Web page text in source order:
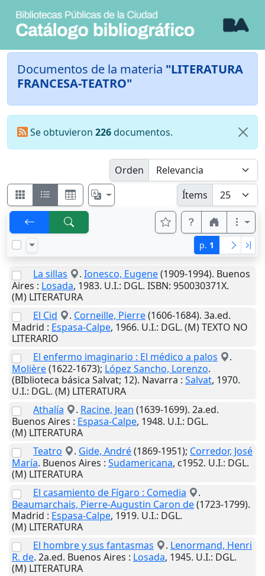
Documentos de la materia "LITERATURA
FRANCESA-TEATRO"
Se obtuvieron 226documentos.
Orden
Ítems
p. 1
La sillas . Ionesco, Eugene(1909-1994). Buenos
Aires : Losada, 1983. U.I.: DGL. ISBN: 950030371X.
(M) LITERATURA
El Cid
. Corneille, Pierre(1606-1684). 3a.ed.
Madrid : Espasa-Calpe, 1966. U.I.: DGL. (M) TEXTO NO
LITERARIO
El enfermo imaginario : El médico a palos
.
Molière(1622-1673); López Sancho, Lorenzo.
(BIblioteca básica Salvat; 12). Navarra : Salvat, 1970.
U.I.: DGL. (M) LITERATURA
Athalía
. Racine, Jean (1639-1699). 2a.ed.
Buenos Aires : Espasa-Calpe, 1948. U.I.: DGL.
(M) LITERATURA
Teatro
. Gide, André(1869-1951); Corredor, José
María. Buenos Aires : Sudamericana, c1952. U.I.: DGL.
(M) LITERATURA
El casamiento de Fígaro : Comedia
.
Beaumarchais, Pierre-Augustin Caron de(1723-1799).
Madrid : Espasa-Calpe, 1919. U.I.: DGL.
(M) LITERATURA
El hombre y sus fantasmas
. Lenormand, Henri
R. de. 2a.ed. Buenos Aires : Losada, 1945. U.I.: DGL.
(M) LITERATURA